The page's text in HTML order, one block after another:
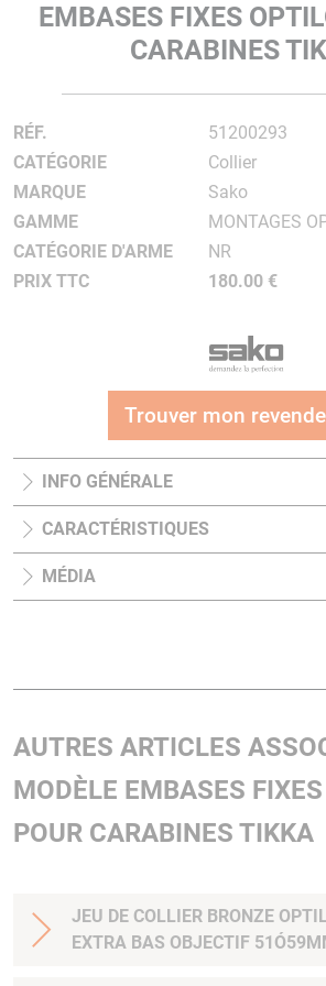
EMBASES FIXES
CARABINES
RÉF.
51200293
CATÉGORIE
Collier
MARQUE
Sako
GAMME
MONTAGES
CATÉGORIE D'ARME
NR
PRIX TTC
180.00 €
Trouver mon
INFO GÉNÉRALE
CARACTÉRISTIQUES
MÉDIA
AUTRES ARTICLES
MODÈLE EMBASES
POUR CARABINES TIKKA
JEU DE COLLIER BRONZE OPTILOCK
EXTRA BAS OBJECTIF